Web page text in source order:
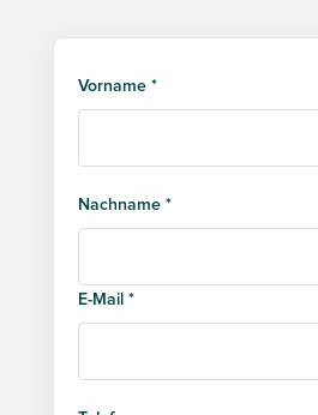
Vorname *
Nachname *
E-Mail *